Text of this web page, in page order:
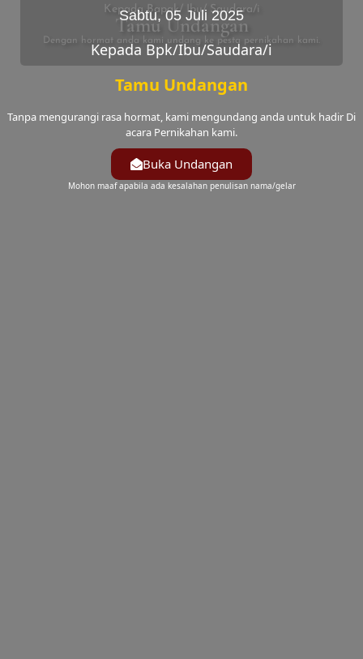
Kepada Bapak/ Ibu/ Saudara/i
Tamu Undangan
Dengan hormat anda kami undang ke pesta pernikahan kami.
Sabtu, 05 Juli 2025
Kepada Bpk/Ibu/Saudara/i
Tamu Undangan
Tanpa mengurangi rasa hormat, kami mengundang anda untuk hadir Di
acara Pernikahan kami.
Buka Undangan
Mohon maaf apabila ada kesalahan penulisan nama/gelar